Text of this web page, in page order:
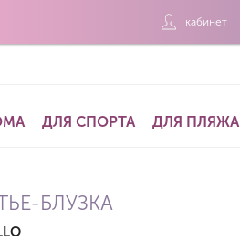
кабинет
ДЛЯ СПОРТА ДЛЯ ПЛЯЖА
БЛУЗКА